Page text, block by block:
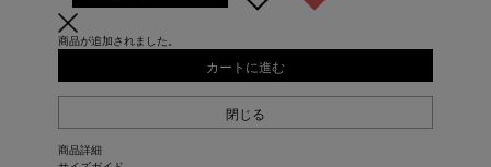
商品が追加されました。
カートに進む
閉じる
商品詳細